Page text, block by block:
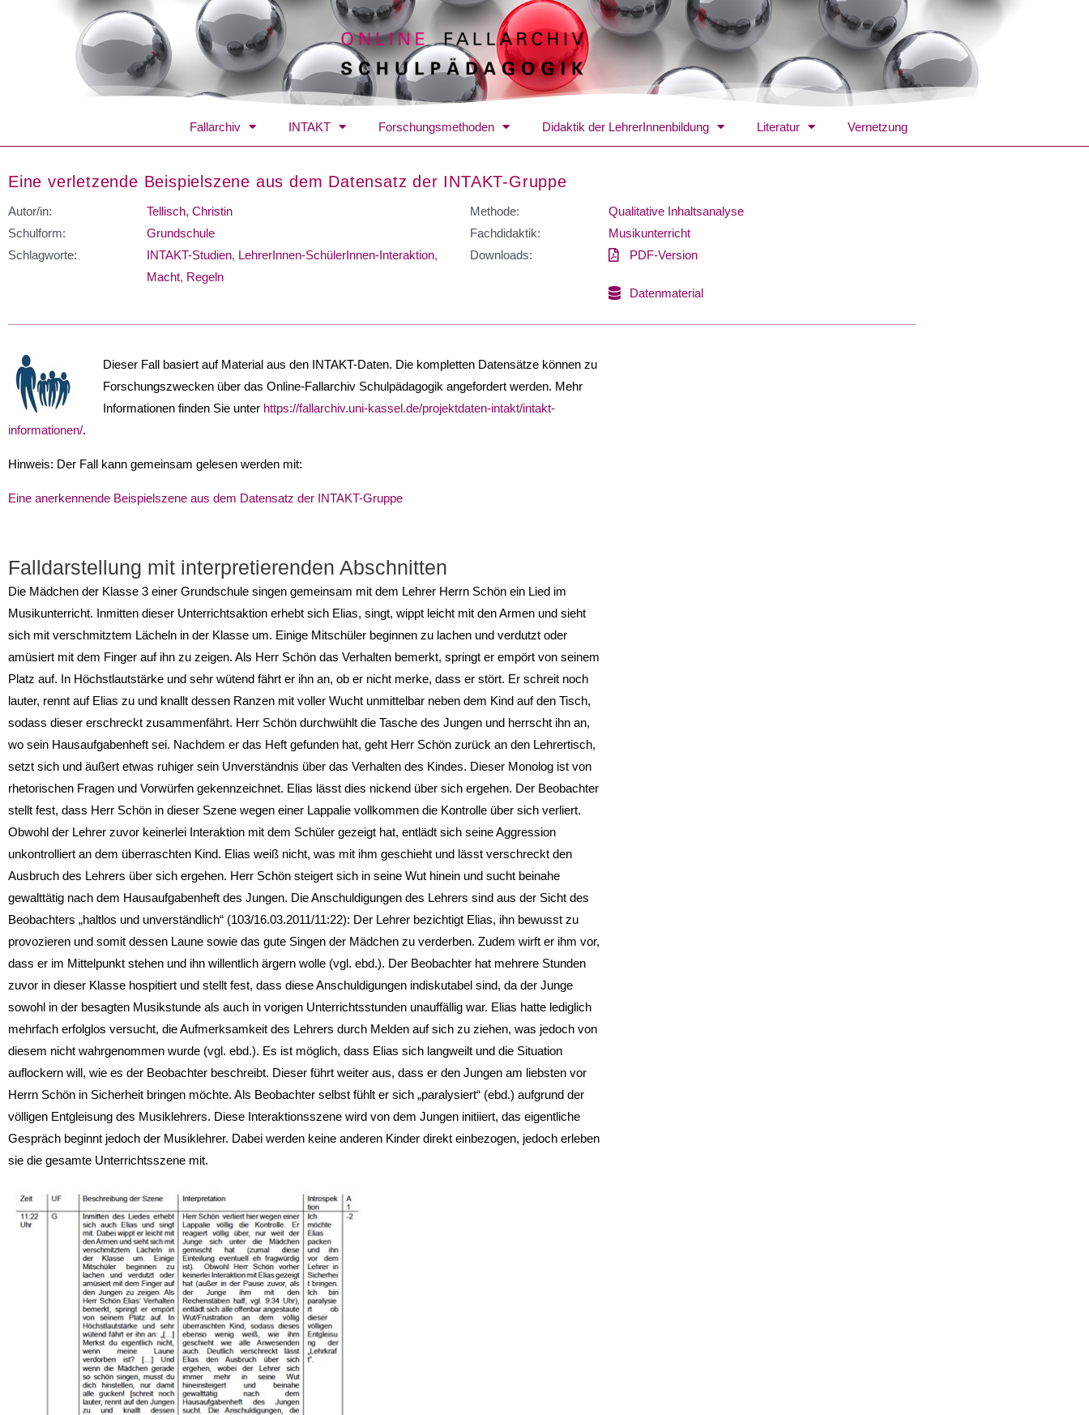
Fallarchiv INTAKT Forschungsmethoden Didaktik der LehrerInnenbildung Literatur Vernetzung
Eine verletzende Beispielszene aus dem Datensatz der INTAKT-Gruppe
Autor/in:
Tellisch, Christin
Schulform:
Grundschule
Schlagworte:
INTAKT-Studien, LehrerInnen-SchülerInnen-Interaktion,
Macht, Regeln
Methode:
Qualitative Inhaltsanalyse
Fachdidaktik:
Musikunterricht
Downloads:
PDF-Version
Datenmaterial
Dieser Fall basiert auf Material aus den INTAKT-Daten. Die kompletten Datensätze können zu
Forschungszwecken über das Online-Fallarchiv Schulpädagogik angefordert werden. Mehr
Informationen finden Sie unter https://fallarchiv.uni-kassel.de/projektdaten-intakt/intakt-
informationen/.
Hinweis: Der Fall kann gemeinsam gelesen werden mit:
Eine anerkennende Beispielszene aus dem Datensatz der INTAKT-Gruppe
Falldarstellung mit interpretierenden Abschnitten
Die Mädchen der Klasse 3 einer Grundschule singen gemeinsam mit dem Lehrer Herrn Schön ein Lied im
Musikunterricht. Inmitten dieser Unterrichtsaktion erhebt sich Elias, singt, wippt leicht mit den Armen und sieht
sich mit verschmitztem Lächeln in der Klasse um. Einige Mitschüler beginnen zu lachen und verdutzt oder
amüsiert mit dem Finger auf ihn zu zeigen. Als Herr Schön das Verhalten bemerkt, springt er empört von seinem
Platz auf. In Höchstlautstärke und sehr wütend fährt er ihn an, ob er nicht merke, dass er stört. Er schreit noch
lauter, rennt auf Elias zu und knallt dessen Ranzen mit voller Wucht unmittelbar neben dem Kind auf den Tisch,
sodass dieser erschreckt zusammenfährt. Herr Schön durchwühlt die Tasche des Jungen und herrscht ihn an,
wo sein Hausaufgabenheft sei. Nachdem er das Heft gefunden hat, geht Herr Schön zurück an den Lehrertisch,
setzt sich und äußert etwas ruhiger sein Unverständnis über das Verhalten des Kindes. Dieser Monolog ist von
rhetorischen Fragen und Vorwürfen gekennzeichnet. Elias lässt dies nickend über sich ergehen. Der Beobachter
stellt fest, dass Herr Schön in dieser Szene wegen einer Lappalie vollkommen die Kontrolle über sich verliert.
Obwohl der Lehrer zuvor keinerlei Interaktion mit dem Schüler gezeigt hat, entlädt sich seine Aggression
unkontrolliert an dem überraschten Kind. Elias weiß nicht, was mit ihm geschieht und lässt verschreckt den
Ausbruch des Lehrers über sich ergehen. Herr Schön steigert sich in seine Wut hinein und sucht beinahe
gewalttätig nach dem Hausaufgabenheft des Jungen. Die Anschuldigungen des Lehrers sind aus der Sicht des
Beobachters „haltlos und unverständlich“ (103/16.03.2011/11:22): Der Lehrer bezichtigt Elias, ihn bewusst zu
provozieren und somit dessen Laune sowie das gute Singen der Mädchen zu verderben. Zudem wirft er ihm vor,
dass er im Mittelpunkt stehen und ihn willentlich ärgern wolle (vgl. ebd.). Der Beobachter hat mehrere Stunden
zuvor in dieser Klasse hospitiert und stellt fest, dass diese Anschuldigungen indiskutabel sind, da der Junge
sowohl in der besagten Musikstunde als auch in vorigen Unterrichtsstunden unauffällig war. Elias hatte lediglich
mehrfach erfolglos versucht, die Aufmerksamkeit des Lehrers durch Melden auf sich zu ziehen, was jedoch von
diesem nicht wahrgenommen wurde (vgl. ebd.). Es ist möglich, dass Elias sich langweilt und die Situation
auflockern will, wie es der Beobachter beschreibt. Dieser führt weiter aus, dass er den Jungen am liebsten vor
Herrn Schön in Sicherheit bringen möchte. Als Beobachter selbst fühlt er sich „paralysiert“ (ebd.) aufgrund der
völligen Entgleisung des Musiklehrers. Diese Interaktionsszene wird von dem Jungen initiiert, das eigentliche
Gespräch beginnt jedoch der Musiklehrer. Dabei werden keine anderen Kinder direkt einbezogen, jedoch erleben
sie die gesamte Unterrichtsszene mit.